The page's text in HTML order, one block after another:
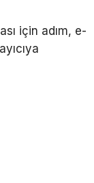
için adım, e-